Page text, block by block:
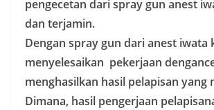
pengecetan dari spray gun anest
dan terjamin.
Dengan spray gun dari anest iwata
menyelesaikan pekerjaan
menghasilkan hasil pelapisan yang
Dimana, hasil pengerjaan